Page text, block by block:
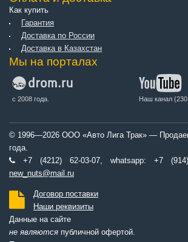
Как купить
Гарантия
Доставка по России
Доставка в Казахстан
Мы на порталах
с 2008 года. Наш канал
© 1996—2026 ООО «Авто Лига Трак» —
года.
+7 (4212) 62-03-07, whatsapp: +7
new_nuts@mail.ru
Договор поставки
Наши реквизиты
Данные на сайте
не являются публичной офертой.